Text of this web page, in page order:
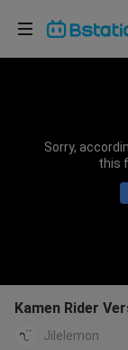
Sorry,
this
Kamen Rider
Jilelemon
Pilih
Bahasa Indonesia